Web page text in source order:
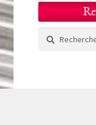
Rechercher :